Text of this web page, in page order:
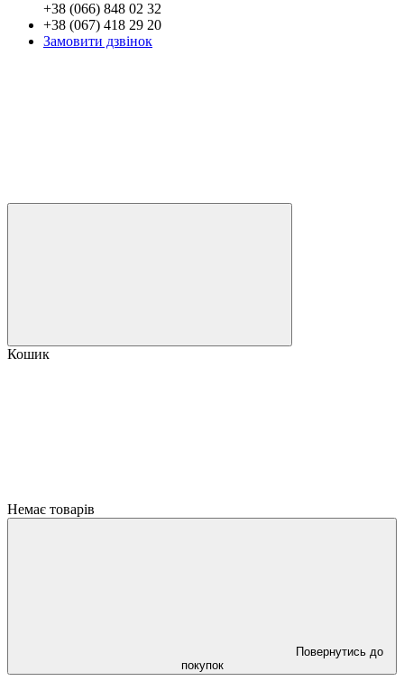
+38 (066) 848 02 32
+38 (067) 418 29 20
Замовити дзвінок
Кошик
Немає товарів
Повернутись до
покупок